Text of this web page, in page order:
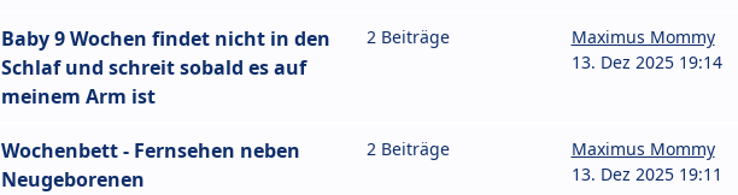
Baby 9 Wochen findet nicht in den
Schlaf und schreit sobald es auf
meinem Arm ist
2 Beiträge
Maximus Mommy
13. Dez 2025 19:14
Wochenbett - Fernsehen neben
Neugeborenen
2 Beiträge
Maximus Mommy
13. Dez 2025 19:11